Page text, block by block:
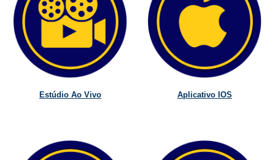
Estúdio Ao Vivo Aplicativo IOS